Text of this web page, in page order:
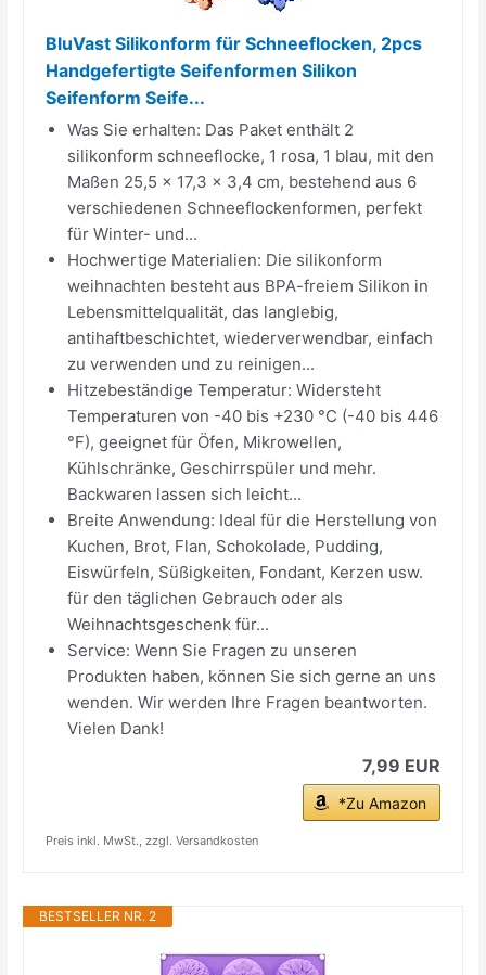
BluVast Silikonform für Schneeflocken, 2pcs
Handgefertigte Seifenformen Silikon
Seifenform Seife...
Was Sie erhalten: Das Paket enthält 2
silikonform schneeflocke, 1 rosa, 1 blau, mit den
Maßen 25,5 x 17,3 x 3,4 cm, bestehend aus 6
verschiedenen Schneeflockenformen, perfekt
für Winter- und...
Hochwertige Materialien: Die silikonform
weihnachten besteht aus BPA-freiem Silikon in
Lebensmittelqualität, das langlebig,
antihaftbeschichtet, wiederverwendbar, einfach
zu verwenden und zu reinigen...
Hitzebeständige Temperatur: Widersteht
Temperaturen von -40 bis +230 °C (-40 bis 446
°F), geeignet für Öfen, Mikrowellen,
Kühlschränke, Geschirrspüler und mehr.
Backwaren lassen sich leicht...
Breite Anwendung: Ideal für die Herstellung von
Kuchen, Brot, Flan, Schokolade, Pudding,
Eiswürfeln, Süßigkeiten, Fondant, Kerzen usw.
für den täglichen Gebrauch oder als
Weihnachtsgeschenk für...
Service: Wenn Sie Fragen zu unseren
Produkten haben, können Sie sich gerne an uns
wenden. Wir werden Ihre Fragen beantworten.
Vielen Dank!
7,99 EUR
*Zu Amazon
Preis inkl. MwSt., zzgl. Versandkosten
BESTSELLER NR. 2